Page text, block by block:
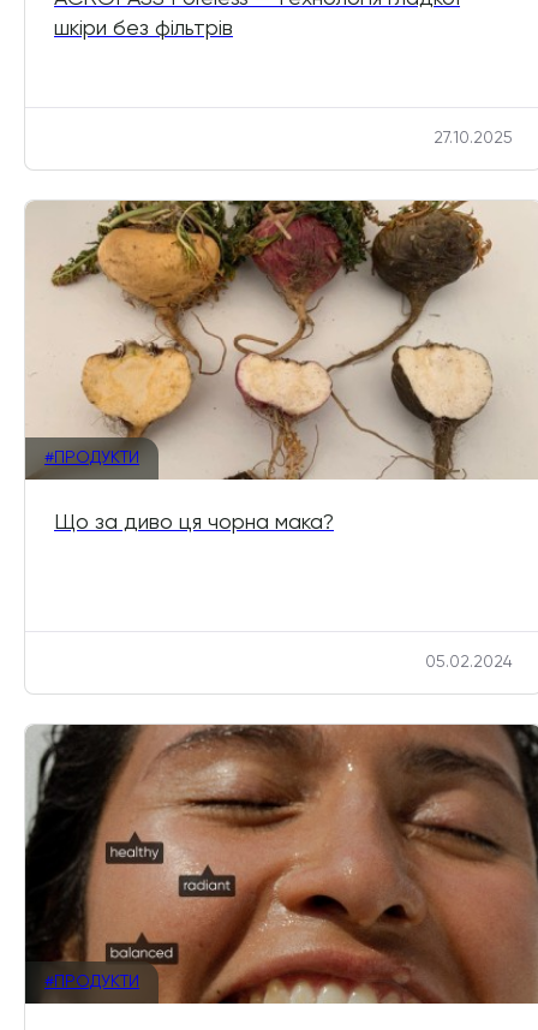
шкіри без фільтрів
27.10.2025
#ПРОДУКТИ
Що за диво ця чорна мака?
05.02.2024
#ПРОДУКТИ